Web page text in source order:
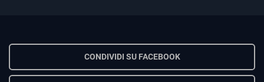
CONDIVIDI SU FACEBOOK